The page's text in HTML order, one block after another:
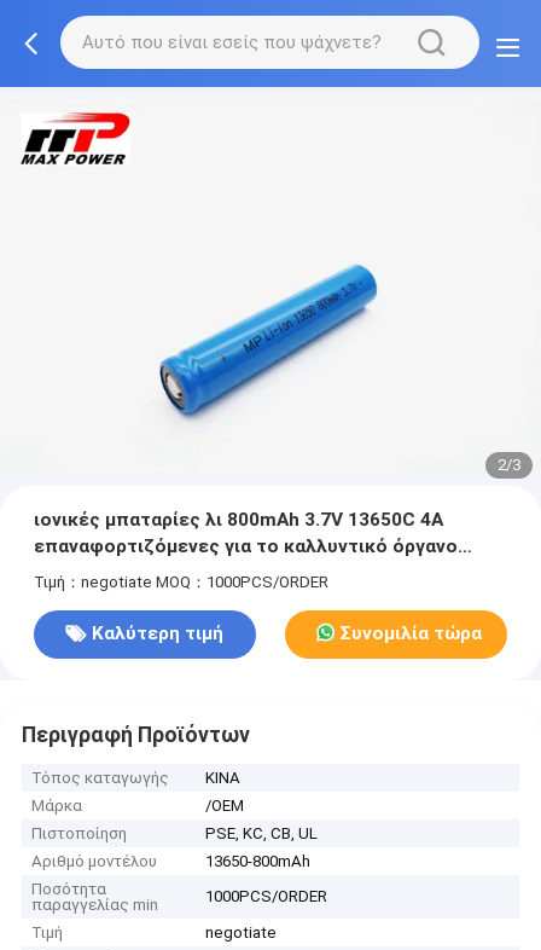
2/3
ιονικές μπαταρίες λι 800mAh 3.7V 13650C 4A
επαναφορτιζόμενες για το καλλυντικό όργανο
υψηλής συχνότητας
Τιμή：negotiate MOQ：1000PCS/ORDER
Καλύτερη τιμή Συνομιλία τώρα
Περιγραφή Προϊόντων
Τόπος καταγωγής
ΚΙΝΑ
Μάρκα
/OEM
Πιστοποίηση
PSE, KC, CB, UL
Αριθμό μοντέλου
13650-800mAh
Ποσότητα
παραγγελίας min
1000PCS/ORDER
Τιμή
negotiate